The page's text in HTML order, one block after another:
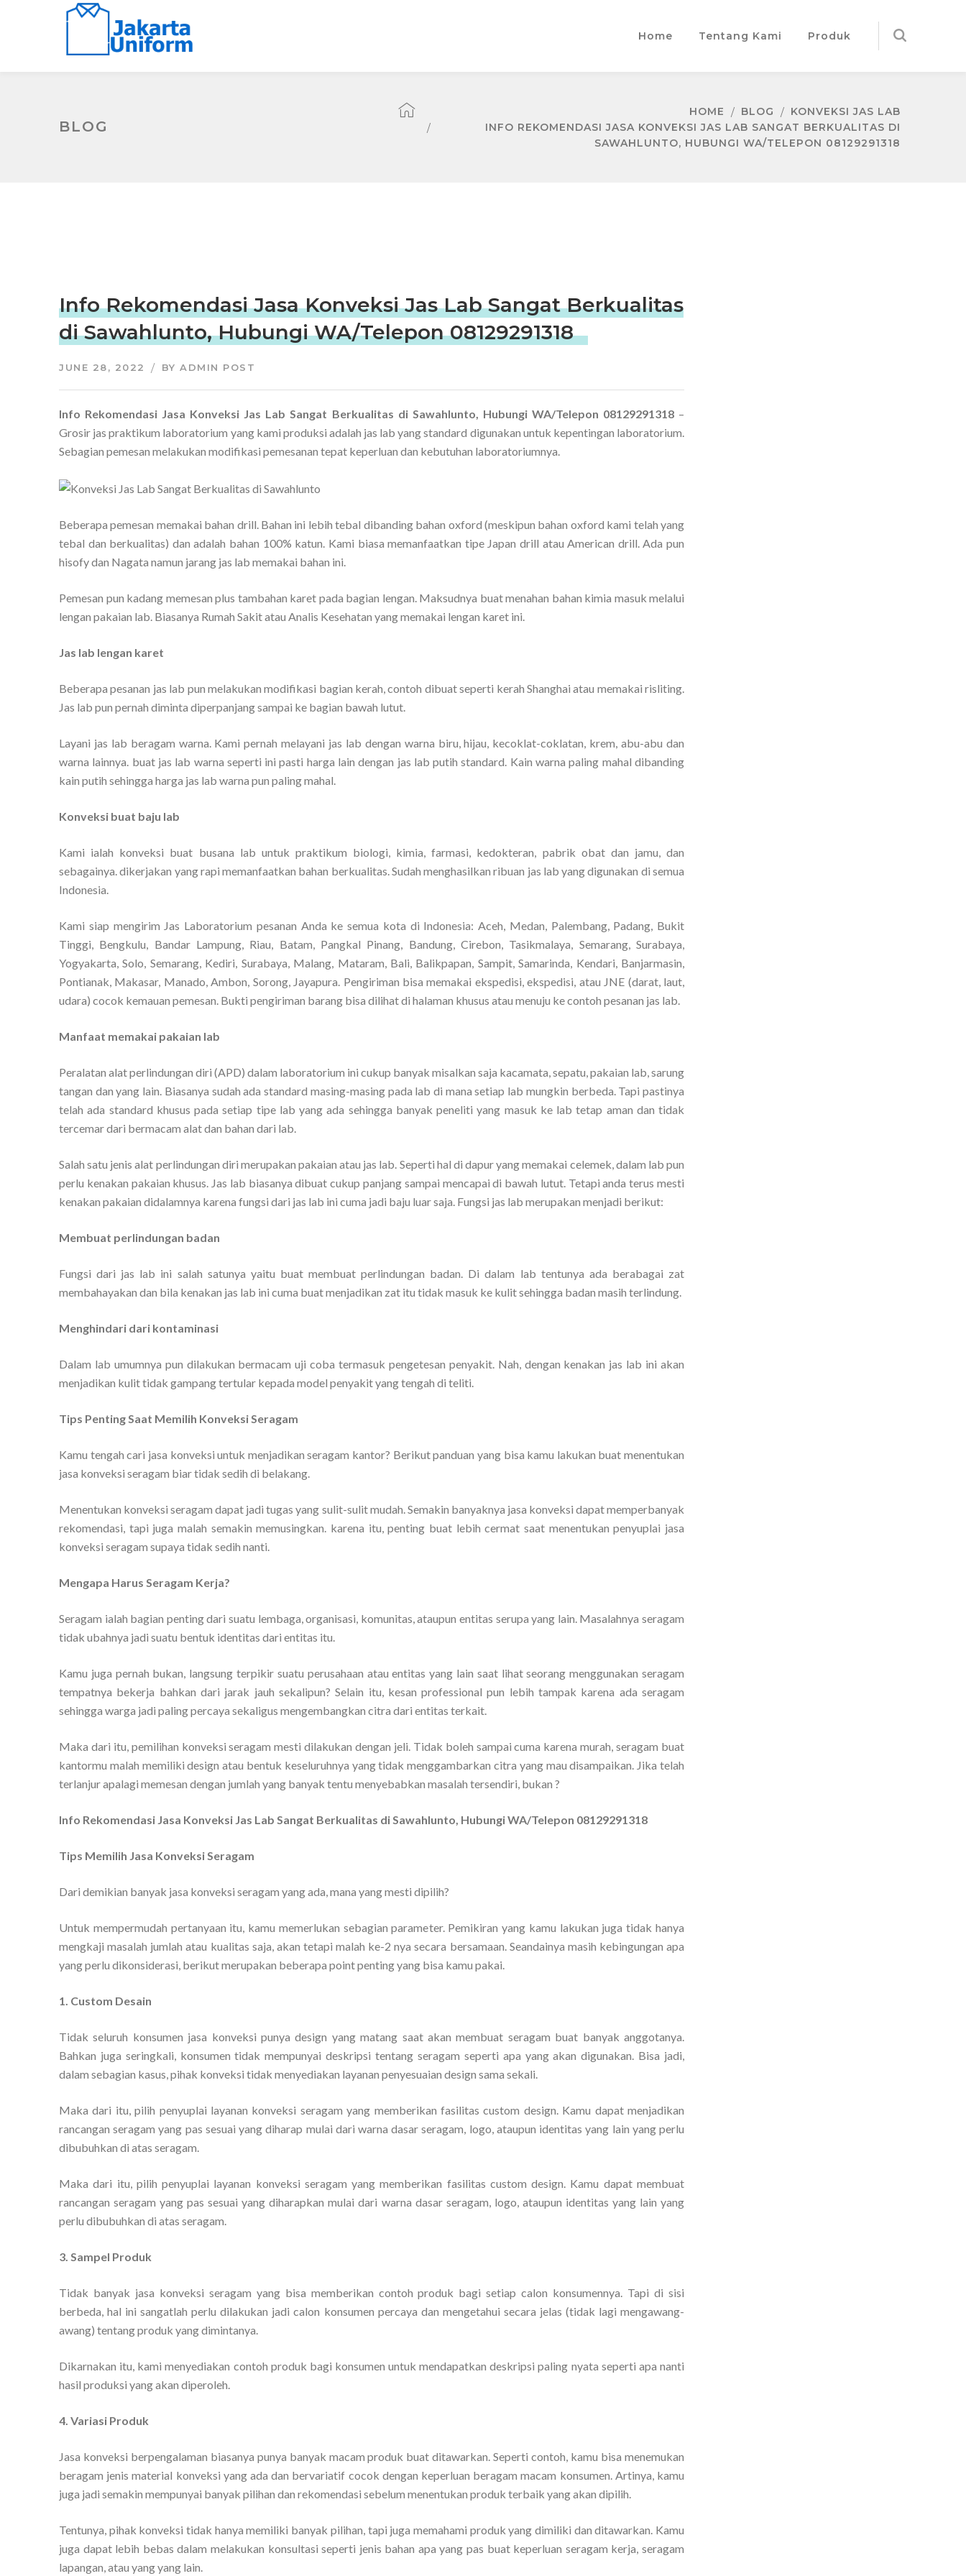
Home Tentang Kami Produk
BLOG
HOME BLOG
KONVEKSI JAS LAB
INFO REKOMENDASI JASA KONVEKSI JAS LAB SANGAT BERKUALITAS DI
SAWAHLUNTO, HUBUNGI WA/TELEPON 08129291318
Info Rekomendasi Jasa Konveksi Jas Lab Sangat Berkualitas
di Sawahlunto, Hubungi WA/Telepon 08129291318
JUNE 28, 2022 BY ADMIN POST
Info Rekomendasi Jasa Konveksi Jas Lab Sangat Berkualitas di Sawahlunto, Hubungi WA/Telepon 08129291318–
Grosir jas praktikum laboratorium yang kami produksi adalah jas lab yang standard digunakan untuk kepentingan laboratorium.
Sebagian pemesan melakukan modifikasi pemesanan tepat keperluan dan kebutuhan laboratoriumnya.
Beberapa pemesan memakai bahan drill. Bahan ini lebih tebal dibanding bahan oxford (meskipun bahan oxford kami telah yang
tebal dan berkualitas) dan adalah bahan 100% katun. Kami biasa memanfaatkan tipe Japan drill atau American drill. Ada pun
hisofy dan Nagata namun jarang jas lab memakai bahan ini.
Pemesan pun kadang memesan plus tambahan karet pada bagian lengan. Maksudnya buat menahan bahan kimia masuk melalui
lengan pakaian lab. Biasanya Rumah Sakit atau Analis Kesehatan yang memakai lengan karet ini.
Jas lab lengan karet
Beberapa pesanan jas lab pun melakukan modifikasi bagian kerah, contoh dibuat seperti kerah Shanghai atau memakai risliting.
Jas lab pun pernah diminta diperpanjang sampai ke bagian bawah lutut.
Layani jas lab beragam warna. Kami pernah melayani jas lab dengan warna biru, hijau, kecoklat-coklatan, krem, abu-abu dan
warna lainnya. buat jas lab warna seperti ini pasti harga lain dengan jas lab putih standard. Kain warna paling mahal dibanding
kain putih sehingga harga jas lab warna pun paling mahal.
Konveksi buat baju lab
Kami ialah konveksi buat busana lab untuk praktikum biologi, kimia, farmasi, kedokteran, pabrik obat dan jamu, dan
sebagainya. dikerjakan yang rapi memanfaatkan bahan berkualitas. Sudah menghasilkan ribuan jas lab yang digunakan di semua
Indonesia.
Kami siap mengirim Jas Laboratorium pesanan Anda ke semua kota di Indonesia: Aceh, Medan, Palembang, Padang, Bukit
Tinggi, Bengkulu, Bandar Lampung, Riau, Batam, Pangkal Pinang, Bandung, Cirebon, Tasikmalaya, Semarang, Surabaya,
Yogyakarta, Solo, Semarang, Kediri, Surabaya, Malang, Mataram, Bali, Balikpapan, Sampit, Samarinda, Kendari, Banjarmasin,
Pontianak, Makasar, Manado, Ambon, Sorong, Jayapura. Pengiriman bisa memakai ekspedisi, ekspedisi, atau JNE (darat, laut,
udara) cocok kemauan pemesan. Bukti pengiriman barang bisa dilihat di halaman khusus atau menuju ke contoh pesanan jas lab.
Manfaat memakai pakaian lab
Peralatan alat perlindungan diri (APD) dalam laboratorium ini cukup banyak misalkan saja kacamata, sepatu, pakaian lab, sarung
tangan dan yang lain. Biasanya sudah ada standard masing-masing pada lab di mana setiap lab mungkin berbeda. Tapi pastinya
telah ada standard khusus pada setiap tipe lab yang ada sehingga banyak peneliti yang masuk ke lab tetap aman dan tidak
tercemar dari bermacam alat dan bahan dari lab.
Salah satu jenis alat perlindungan diri merupakan pakaian atau jas lab. Seperti hal di dapur yang memakai celemek, dalam lab pun
perlu kenakan pakaian khusus. Jas lab biasanya dibuat cukup panjang sampai mencapai di bawah lutut. Tetapi anda terus mesti
kenakan pakaian didalamnya karena fungsi dari jas lab ini cuma jadi baju luar saja. Fungsi jas lab merupakan menjadi berikut:
Membuat perlindungan badan
Fungsi dari jas lab ini salah satunya yaitu buat membuat perlindungan badan. Di dalam lab tentunya ada berabagai zat
membahayakan dan bila kenakan jas lab ini cuma buat menjadikan zat itu tidak masuk ke kulit sehingga badan masih terlindung.
Menghindari dari kontaminasi
Dalam lab umumnya pun dilakukan bermacam uji coba termasuk pengetesan penyakit. Nah, dengan kenakan jas lab ini akan
menjadikan kulit tidak gampang tertular kepada model penyakit yang tengah di teliti.
Tips Penting Saat Memilih Konveksi Seragam
Kamu tengah cari jasa konveksi untuk menjadikan seragam kantor? Berikut panduan yang bisa kamu lakukan buat menentukan
jasa konveksi seragam biar tidak sedih di belakang.
Menentukan konveksi seragam dapat jadi tugas yang sulit-sulit mudah. Semakin banyaknya jasa konveksi dapat memperbanyak
rekomendasi, tapi juga malah semakin memusingkan. karena itu, penting buat lebih cermat saat menentukan penyuplai jasa
konveksi seragam supaya tidak sedih nanti.
Mengapa Harus Seragam Kerja?
Seragam ialah bagian penting dari suatu lembaga, organisasi, komunitas, ataupun entitas serupa yang lain. Masalahnya seragam
tidak ubahnya jadi suatu bentuk identitas dari entitas itu.
Kamu juga pernah bukan, langsung terpikir suatu perusahaan atau entitas yang lain saat lihat seorang menggunakan seragam
tempatnya bekerja bahkan dari jarak jauh sekalipun? Selain itu, kesan professional pun lebih tampak karena ada seragam
sehingga warga jadi paling percaya sekaligus mengembangkan citra dari entitas terkait.
Maka dari itu, pemilihan konveksi seragam mesti dilakukan dengan jeli. Tidak boleh sampai cuma karena murah, seragam buat
kantormu malah memiliki design atau bentuk keseluruhnya yang tidak menggambarkan citra yang mau disampaikan. Jika telah
terlanjur apalagi memesan dengan jumlah yang banyak tentu menyebabkan masalah tersendiri, bukan ?
Info Rekomendasi Jasa Konveksi Jas Lab Sangat Berkualitas di Sawahlunto, Hubungi WA/Telepon 08129291318
Tips Memilih Jasa Konveksi Seragam
Dari demikian banyak jasa konveksi seragam yang ada, mana yang mesti dipilih?
Untuk mempermudah pertanyaan itu, kamu memerlukan sebagian parameter. Pemikiran yang kamu lakukan juga tidak hanya
mengkaji masalah jumlah atau kualitas saja, akan tetapi malah ke-2 nya secara bersamaan. Seandainya masih kebingungan apa
yang perlu dikonsiderasi, berikut merupakan beberapa point penting yang bisa kamu pakai.
1. Custom Desain
Tidak seluruh konsumen jasa konveksi punya design yang matang saat akan membuat seragam buat banyak anggotanya.
Bahkan juga seringkali, konsumen tidak mempunyai deskripsi tentang seragam seperti apa yang akan digunakan. Bisa jadi,
dalam sebagian kasus, pihak konveksi tidak menyediakan layanan penyesuaian design sama sekali.
Maka dari itu, pilih penyuplai layanan konveksi seragam yang memberikan fasilitas custom design. Kamu dapat menjadikan
rancangan seragam yang pas sesuai yang diharap mulai dari warna dasar seragam, logo, ataupun identitas yang lain yang perlu
dibubuhkan di atas seragam.
Maka dari itu, pilih penyuplai layanan konveksi seragam yang memberikan fasilitas custom design. Kamu dapat membuat
rancangan seragam yang pas sesuai yang diharapkan mulai dari warna dasar seragam, logo, ataupun identitas yang lain yang
perlu dibubuhkan di atas seragam.
3. Sampel Produk
Tidak banyak jasa konveksi seragam yang bisa memberikan contoh produk bagi setiap calon konsumennya. Tapi di sisi
berbeda, hal ini sangatlah perlu dilakukan jadi calon konsumen percaya dan mengetahui secara jelas (tidak lagi mengawang-
awang) tentang produk yang dimintanya.
Dikarnakan itu, kami menyediakan contoh produk bagi konsumen untuk mendapatkan deskripsi paling nyata seperti apa nanti
hasil produksi yang akan diperoleh.
4. Variasi Produk
Jasa konveksi berpengalaman biasanya punya banyak macam produk buat ditawarkan. Seperti contoh, kamu bisa menemukan
beragam jenis material konveksi yang ada dan bervariatif cocok dengan keperluan beragam macam konsumen. Artinya, kamu
juga jadi semakin mempunyai banyak pilihan dan rekomendasi sebelum menentukan produk terbaik yang akan dipilih.
Tentunya, pihak konveksi tidak hanya memiliki banyak pilihan, tapi juga memahami produk yang dimiliki dan ditawarkan. Kamu
juga dapat lebih bebas dalam melakukan konsultasi seperti jenis bahan apa yang pas buat keperluan seragam kerja, seragam
lapangan, atau yang yang lain.